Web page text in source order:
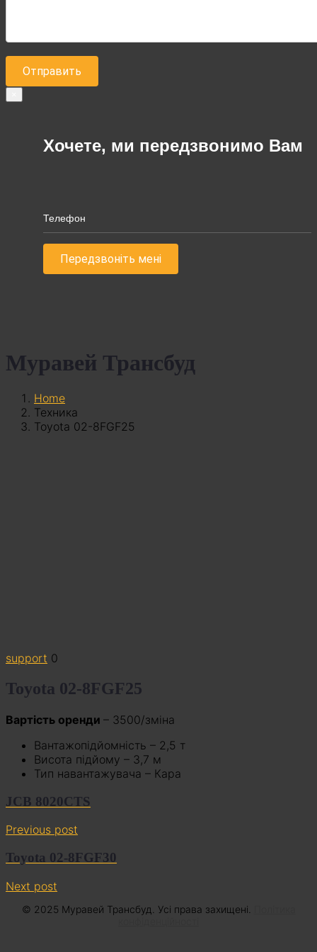
Хочете, ми передзвонимо Вам
Муравей Трансбуд
Home
Техника
Toyota 02-8FGF25
support 0
Toyota 02-8FGF25
Вартість оренди – 3500/зміна
Вантажопідйомність – 2,5 т
Висота підйому – 3,7 м
Тип навантажувача – Кара
JCB 8020CTS
Previous post
Toyota 02-8FGF30
Next post
© 2025 Муравей Трансбуд. Усі права захищені.